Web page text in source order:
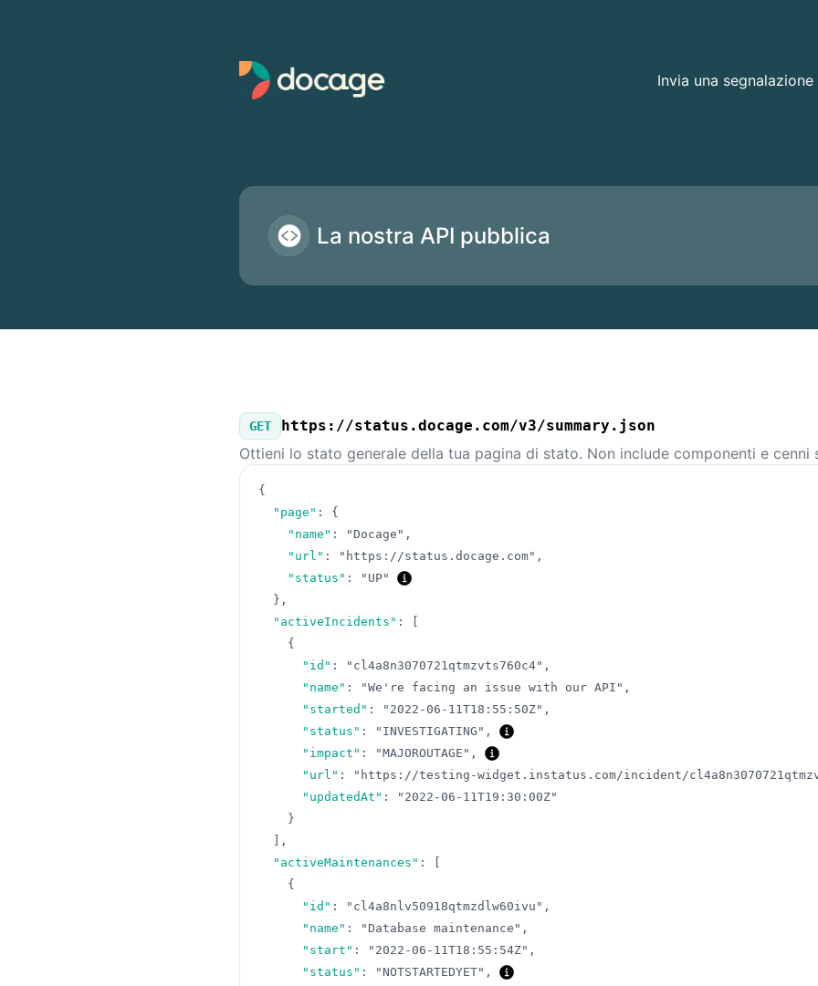
Invia una segnalazione
La nostra API pubblica
GET https://status.docage.com/v3/summary.json
Ottieni lo stato generale della tua pagina di stato. Non include componenti e cenni
{
"page" :
{
"name" : "Docage" ,
"url" : "https://status.docage.com" ,
"status" :
"UP"
} ,
"activeIncidents" :
{
"id" : "cl4a8n3070721qtmzvts760c4" ,
"name" : "We're facing an issue with our API" ,
"started" : "2022-06-11T18:55:50Z" ,
"status" : "INVESTIGATING" ,
"impact" : "MAJOROUTAGE" ,
"url" : "https://testing-widget.instatus.com/incident/
"updatedAt" :
"2022-06-11T19:30:00Z"
}
,
"activeMaintenances" :
{
"id" : "cl4a8nlv50918qtmzdlw60ivu" ,
"name" : "Database maintenance" ,
"start" : "2022-06-11T18:55:54Z" ,
"status" : "NOTSTARTEDYET" ,